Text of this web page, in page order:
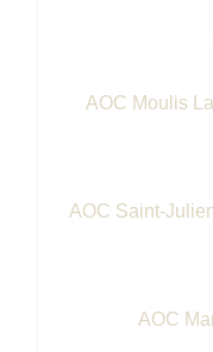
AOC Moulis
AOC Saint-
AOC